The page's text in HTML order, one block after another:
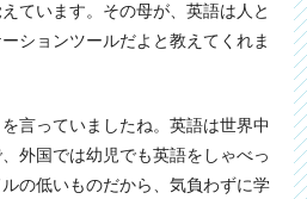
ています。その母が、英語は人と
ションツールだよと教えてくれま
言っていましたね。英語は世界中
外国では幼児でも英語をしゃべっ
の低いものだから、気負わずに学